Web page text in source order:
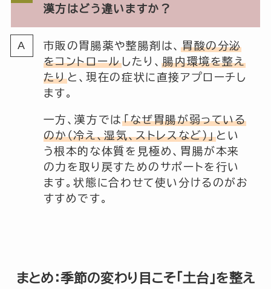
漢方はどう違いますか？
市販の胃腸薬や整腸剤は、胃酸の分泌
をコントロールしたり、腸内環境を整え
たりと、現在の症状に直接アプローチし
ます。
一方、漢方では 「なぜ胃腸が弱っている
のか（冷え、湿気、ストレスなど）」 とい
う根本的な体質を見極め、胃腸が本来
の力を取り戻すためのサポートを行い
ます。状態に合わせて使い分けるのがお
すすめです。
まとめ：季節の変わり目こそ「土台」を整え